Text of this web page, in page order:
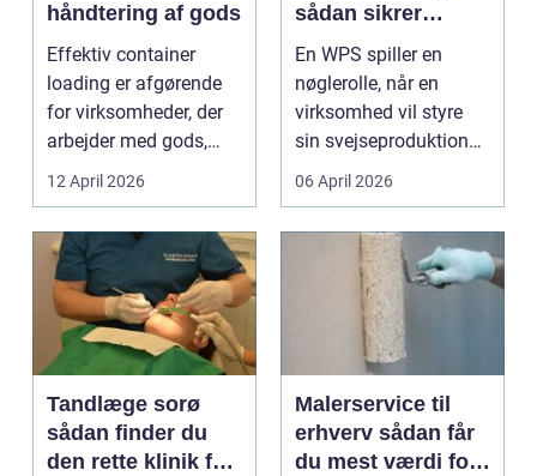
håndtering af gods
Effektiv container
loading er afgørende
for virksomheder, der
arbejder med gods,
skrot eller ...
12 April 2026
sådan sikrer
virksomheder
kvalitet og
sporbarhed
En WPS spiller en
nøglerolle, når en
virksomhed vil styre
sin svejseproduktion
sikkert, ensartet og ...
06 April 2026
Tandlæge sorø
sådan finder du
den rette klinik for
Malerservice til
erhverv sådan får
du mest værdi for